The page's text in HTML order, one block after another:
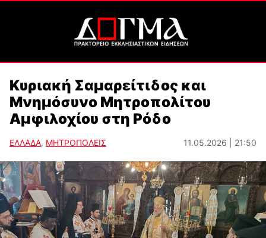
Κυριακή Σαμαρείτιδος και
Μνημόσυνο Μητροπολίτου
Αμφιλοχίου στη Ρόδο
ΕΛΛΑΔΑ, ΜΗΤΡΟΠΟΛΕΙΣ 11.05.2026 | 21:50